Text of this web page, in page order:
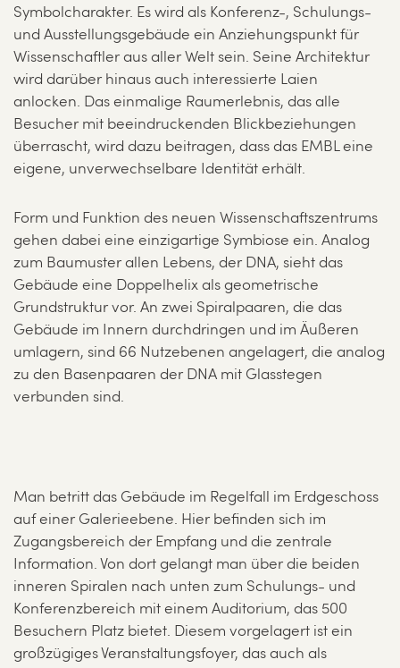
Symbolcharakter. Es wird als Konferenz-, Schulungs-
und Ausstellungsgebäude ein Anziehungspunkt für
Wissenschaftler aus aller Welt sein. Seine Architektur
wird darüber hinaus auch interessierte Laien
anlocken. Das einmalige Raumerlebnis, das alle
Besucher mit beeindruckenden Blickbeziehungen
überrascht, wird dazu beitragen, dass das EMBL eine
eigene, unverwechselbare Identität erhält.
Form und Funktion des neuen Wissenschaftszentrums
gehen dabei eine einzigartige Symbiose ein. Analog
zum Baumuster allen Lebens, der DNA, sieht das
Gebäude eine Doppelhelix als geometrische
Grundstruktur vor. An zwei Spiralpaaren, die das
Gebäude im Innern durchdringen und im Äußeren
umlagern, sind 66 Nutzebenen angelagert, die analog
zu den Basenpaaren der DNA mit Glasstegen
verbunden sind.
Man betritt das Gebäude im Regelfall im Erdgeschoss
auf einer Galerieebene. Hier befinden sich im
Zugangsbereich der Empfang und die zentrale
Information. Von dort gelangt man über die beiden
inneren Spiralen nach unten zum Schulungs- und
Konferenzbereich mit einem Auditorium, das 500
Besuchern Platz bietet. Diesem vorgelagert ist ein
großzügiges Veranstaltungsfoyer, das auch als